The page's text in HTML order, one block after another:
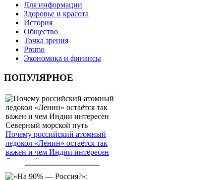
Для информации
Здоровье и красота
История
Общество
Точка зрения
Promo
Экономика и финансы
ПОПУЛЯРНОЕ
Почему российский атомный
ледокол «Ленин» остаётся так
важен и чем Индии интересен
Северный морской путь